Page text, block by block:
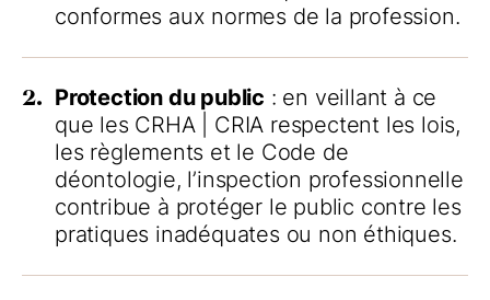
conformes aux normes de la profession.
2. Protection du public : en veillant à ce
que les CRHA | CRIA respectent les lois,
les règlements et le Code de
déontologie, l’inspection professionnelle
contribue à protéger le public contre les
pratiques inadéquates ou non éthiques.